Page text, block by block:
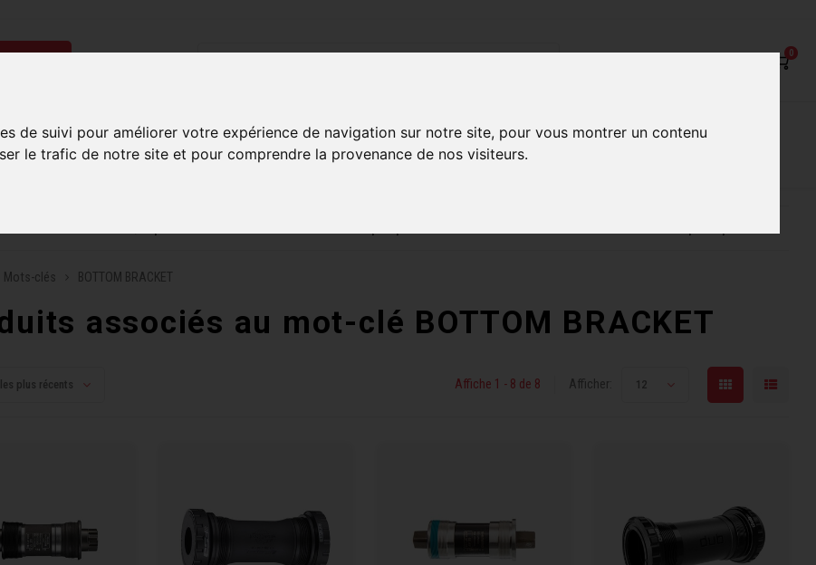
de suivi pour améliorer votre expérience de navigation sur notre site, pour vous montrer un contenu
le trafic de notre site et pour comprendre la provenance de nos visiteurs.
0
Homme Accessoires Composantes Liquidation Nos Services
Mots-clés BOTTOM BRACKET
associés au mot-clé BOTTOM BRACKET
plus récents Affiche 1 - 8 de 8 Afficher: 12